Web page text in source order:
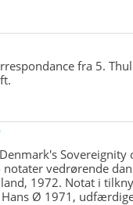
fra 5.
Sovereignity
vedrørende
1972. Notat i
Ø 1971,